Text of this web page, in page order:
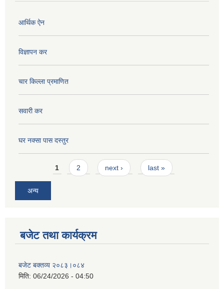
आर्थिक ऐन
विज्ञापन कर
चार किल्ला प्रमाणित
सवारी कर
घर नक्सा पास दस्तुर
Pages1 2 next › last »
अन्य
बजेट तथा कार्यक्रम
बजेट बक्तव्य २०८३।०८४
मिति: 06/24/2026 - 04:50